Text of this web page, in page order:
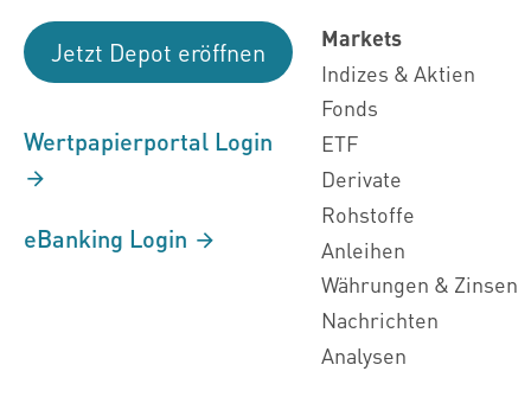
Jetzt Depot eröffnen
Wertpapierportal Login
eBanking Login
Markets
Indizes & Aktien
Fonds
ETF
Derivate
Rohstoffe
Anleihen
Währungen & Zinsen
Nachrichten
Analysen